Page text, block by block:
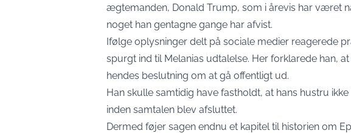
ægtemanden, Donald Trump, som i årevis har været
noget han gentagne gange har afvist.
Ifølge oplysninger delt på sociale medier reagerede
spurgt ind til Melanias udtalelse. Her forklarede han,
hendes beslutning om at gå offentligt ud.
Han skulle samtidig have fastholdt, at hans hustru
inden samtalen blev afsluttet.
Dermed føjer sagen endnu et kapitel til historien om